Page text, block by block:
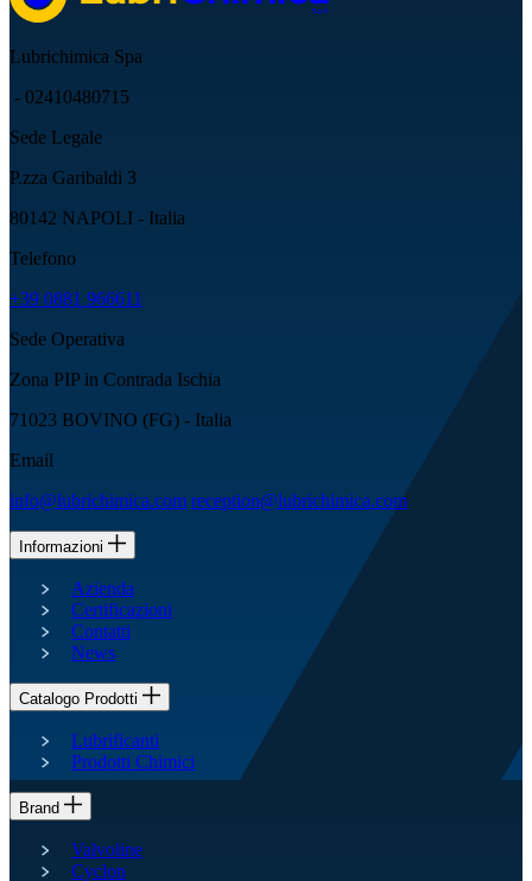
Lubrichimica Spa
- 02410480715
Sede Legale
P.zza Garibaldi 3
80142 NAPOLI - Italia
Telefono
+39 0881 966611
Sede Operativa
Zona PIP in Contrada Ischia
71023 BOVINO (FG) - Italia
Email
info@lubrichimica.com reception@lubrichimica.com
Informazioni
Azienda
Certificazioni
Contatti
News
Catalogo Prodotti
Lubrificanti
Prodotti Chimici
Brand
Valvoline
Cyclon